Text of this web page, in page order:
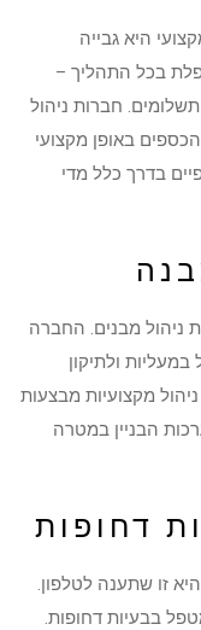
היא גבייה
בכל התהליך –
חברות ניהול
באופן מקצועי
בדרך כלל מדי
מבנים. החברה
ולתיקון
מקצועיות מבצעות
הבניין במטרה
דחופות
היא זו שתענה לטלפון.
מוקד חירום 24/7 שמטפל בבעיות דחופות.